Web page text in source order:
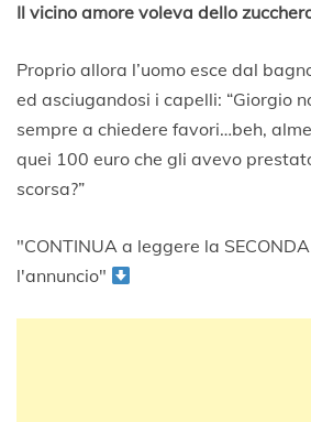
Il vicino amore voleva dello
Proprio allora l’uomo esce dal
ed asciugandosi i capelli: “Giorgio
sempre a chiedere favori…beh,
quei 100 euro che gli avevo
scorsa?”
"CONTINUA a leggere la
l'annuncio"